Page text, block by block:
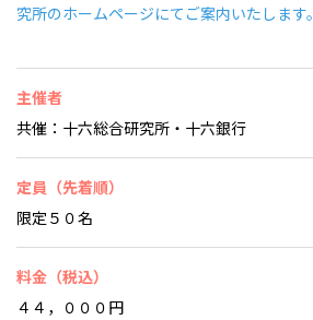
究所のホームページにてご案内いたします。
主催者
共催：十六総合研究所・十六銀行
定員（先着順）
限定５０名
料金（税込）
４４，０００円